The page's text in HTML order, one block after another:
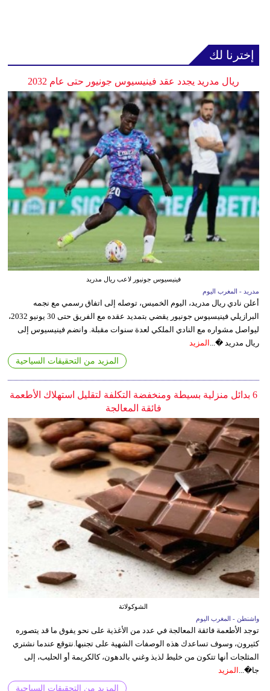
إخترنا لك
ريال مدريد يجدد عقد فينيسيوس جونيور حتى عام 2032
فينيسيوس جونيور لاعب ريال مدريد
مدريد - المغرب اليوم
أعلن نادي ريال مدريد، اليوم الخميس، توصله إلى اتفاق رسمي مع نجمه
البرازيلي فينيسيوس جونيور يقضي بتمديد عقده مع الفريق حتى 30 يونيو 2032،
ليواصل مشواره مع النادي الملكي لعدة سنوات مقبلة. وانضم فينيسيوس إلى
ريال مدريد �... المزيد
المزيد من التحقيقات السياحية
6 بدائل منزلية بسيطة ومنخفضة التكلفة لتقليل استهلاك الأطعمة
فائقة المعالجة
الشوكولاتة
واشنطن - المغرب اليوم
توجد الأطعمة فائقة المعالجة في عدد من الأغذية على نحو يفوق ما قد يتصوره
كثيرون، وسوف تساعدك هذه الوصفات الشهية على تجنبها.نتوقع عندما نشتري
المثلجات أنها تتكون من خليط لذيذ وغني بالدهون، كالكريمة أو الحليب، إلى
جا�... المزيد
المزيد من التحقيقات السياحية